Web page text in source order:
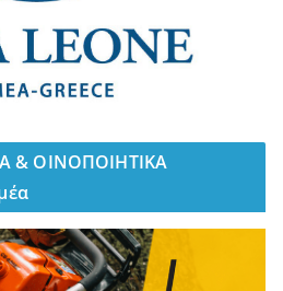
& ΟΙΝΟΠΟΙΗΤΙΚΑ